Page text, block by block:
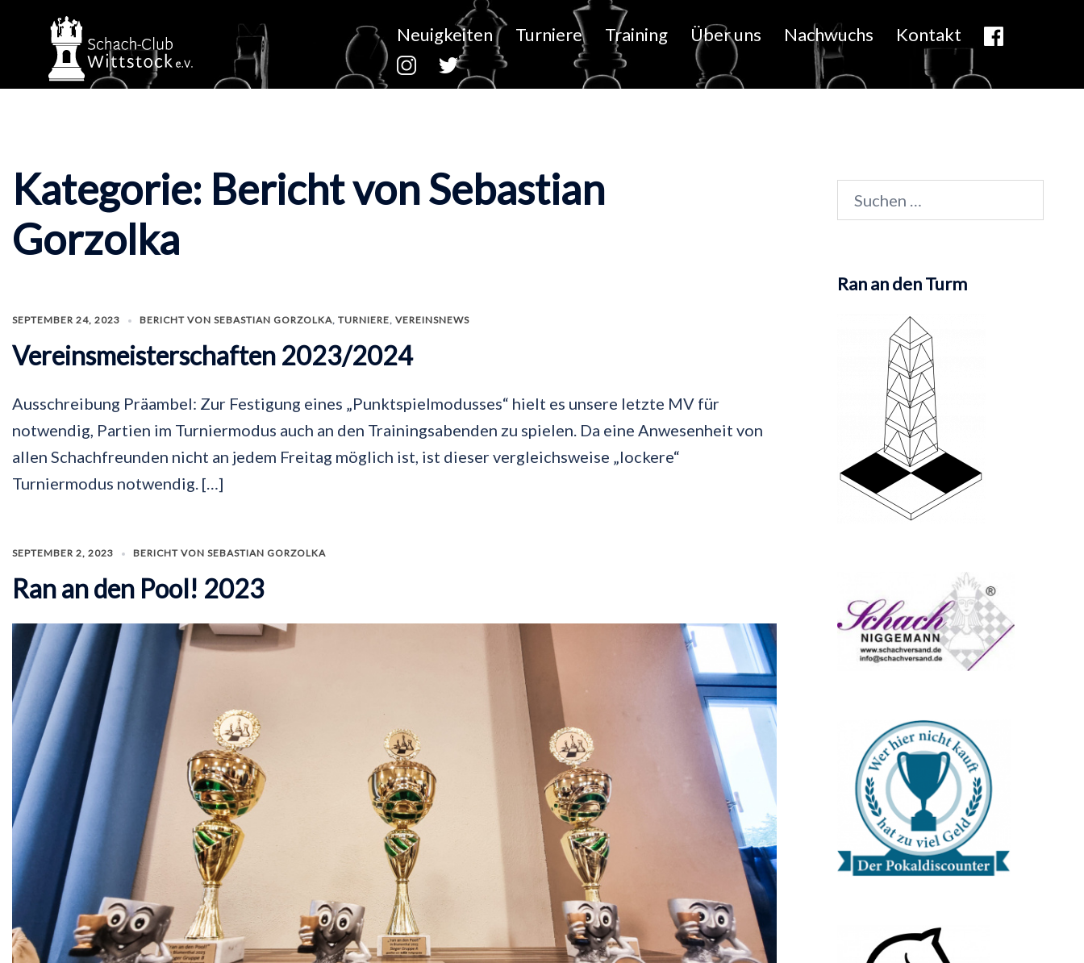
springen
Neuigkeiten Turniere Training Über uns Nachwuchs Kontakt
Kategorie: Bericht von Sebastian
Gorzolka
SEPTEMBER 24, 2023 BERICHT VON SEBASTIAN GORZOLKA, TURNIERE, VEREINSNEWS
Vereinsmeisterschaften 2023/2024
Ausschreibung Präambel: Zur Festigung eines „Punktspielmodusses“ hielt es unsere letzte MV für
notwendig, Partien im Turniermodus auch an den Trainingsabenden zu spielen. Da eine Anwesenheit von
allen Schachfreunden nicht an jedem Freitag möglich ist, ist dieser vergleichsweise „lockere“
Turniermodus notwendig. […]
SEPTEMBER 2, 2023 BERICHT VON SEBASTIAN GORZOLKA
Ran an den Pool! 2023
Suchen
nach:
Ran an den Turm